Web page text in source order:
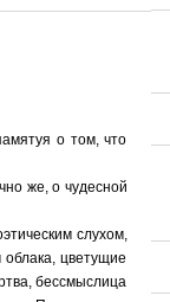
о том, что
же, о чудесной
слухом,
цветущие
бессмыслица